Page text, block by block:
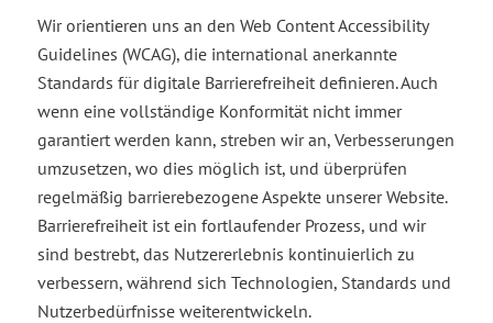
Wir orientieren uns an den Web Content Accessibility
Guidelines (WCAG), die international anerkannte
Standards für digitale Barrierefreiheit definieren. Auch
wenn eine vollständige Konformität nicht immer
garantiert werden kann, streben wir an, Verbesserungen
umzusetzen, wo dies möglich ist, und überprüfen
regelmäßig barrierebezogene Aspekte unserer Website.
Barrierefreiheit ist ein fortlaufender Prozess, und wir
sind bestrebt, das Nutzererlebnis kontinuierlich zu
verbessern, während sich Technologien, Standards und
Nutzerbedürfnisse weiterentwickeln.